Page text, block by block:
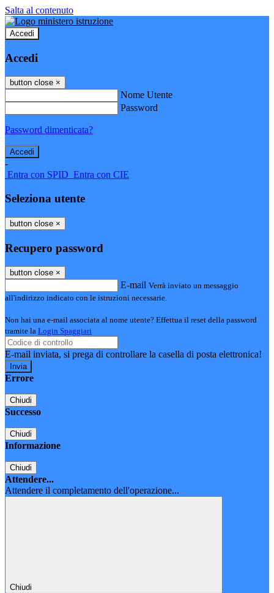
Salta al contenuto
Accedi
Accedi
button close ×
Nome Utente
Password
Password dimenticata?
-
Entra con SPID Entra con CIE
Seleziona utente
button close ×
Recupero password
button close ×
E-mail Verrà inviato un messaggio
all'indirizzo indicato con le istruzioni necessarie.
Non hai una e-mail associata al nome utente? Effettua il reset della password
tramite la Login Spaggiari
E-mail inviata, si prega di controllare la casella di posta elettronica!
Errore
Chiudi
Successo
Chiudi
Informazione
Chiudi
Attendere...
Attendere il completamento dell'operazione...
Chiudi